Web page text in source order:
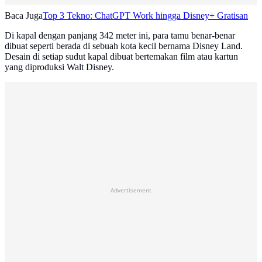
Baca JugaTop 3 Tekno: ChatGPT Work hingga Disney+ Gratisan
Di kapal dengan panjang 342 meter ini, para tamu benar-benar
dibuat seperti berada di sebuah kota kecil bernama Disney Land.
Desain di setiap sudut kapal dibuat bertemakan film atau kartun
yang diproduksi Walt Disney.
Advertisement